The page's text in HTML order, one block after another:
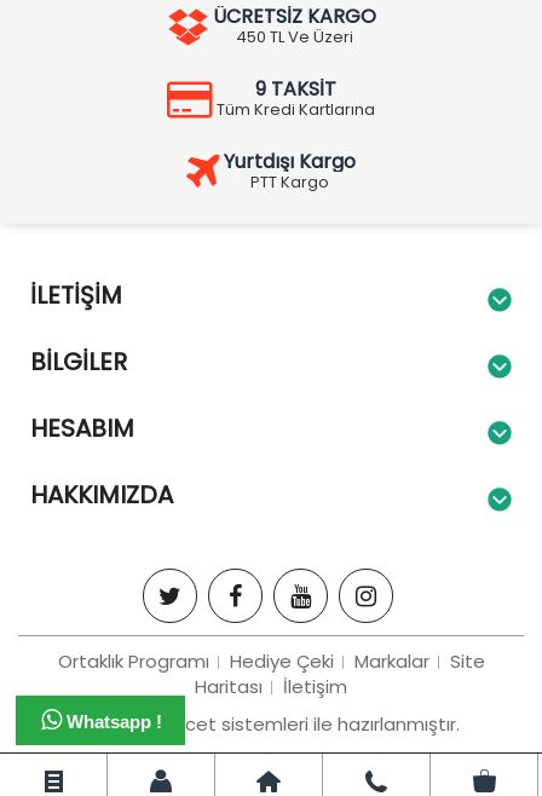
Whatsapp !
ÜCRETSİZ KARGO
450 TL Ve Üzeri
9 TAKSİT
Tüm Kredi Kartlarına
Yurtdışı Kargo
PTT Kargo
İLETIŞIM
BILGILER
HESABIM
HAKKIMIZDA
Ortaklık Programı Hediye Çeki Markalar
Site
Haritası
İletişim
Bizim e-tiracet sistemleri ile hazırlanmıştır.